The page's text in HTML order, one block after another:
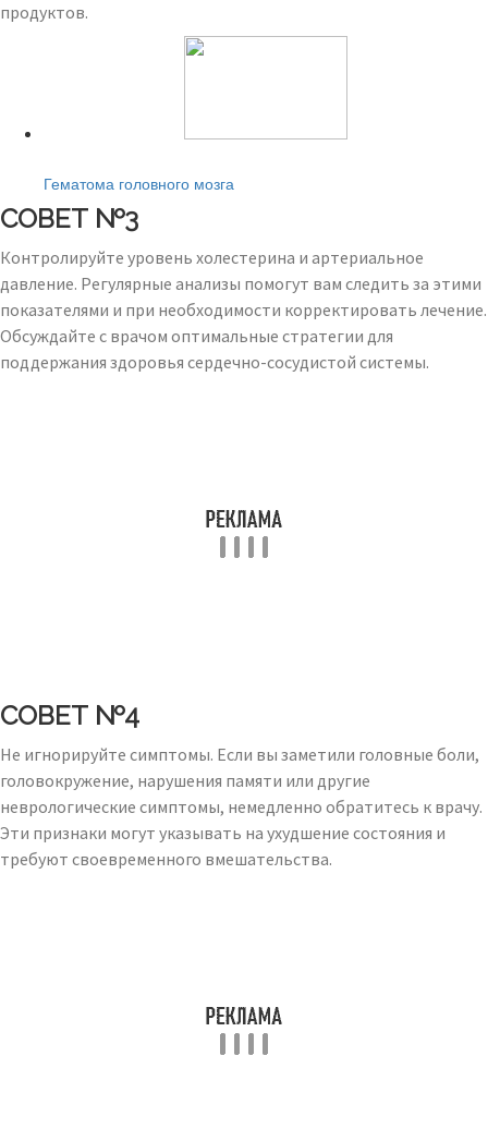
продуктов.
Гематома головного мозга
СОВЕТ №3
Контролируйте уровень холестерина и артериальное
давление. Регулярные анализы помогут вам следить за этими
показателями и при необходимости корректировать лечение.
Обсуждайте с врачом оптимальные стратегии для
поддержания здоровья сердечно-сосудистой системы.
СОВЕТ №4
Не игнорируйте симптомы. Если вы заметили головные боли,
головокружение, нарушения памяти или другие
неврологические симптомы, немедленно обратитесь к врачу.
Эти признаки могут указывать на ухудшение состояния и
требуют своевременного вмешательства.